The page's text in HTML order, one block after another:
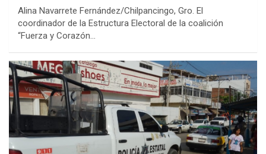
Alina Navarrete Fernández/Chilpancingo, Gro. El
coordinador de la Estructura Electoral de la coalición
“Fuerza y Corazón…